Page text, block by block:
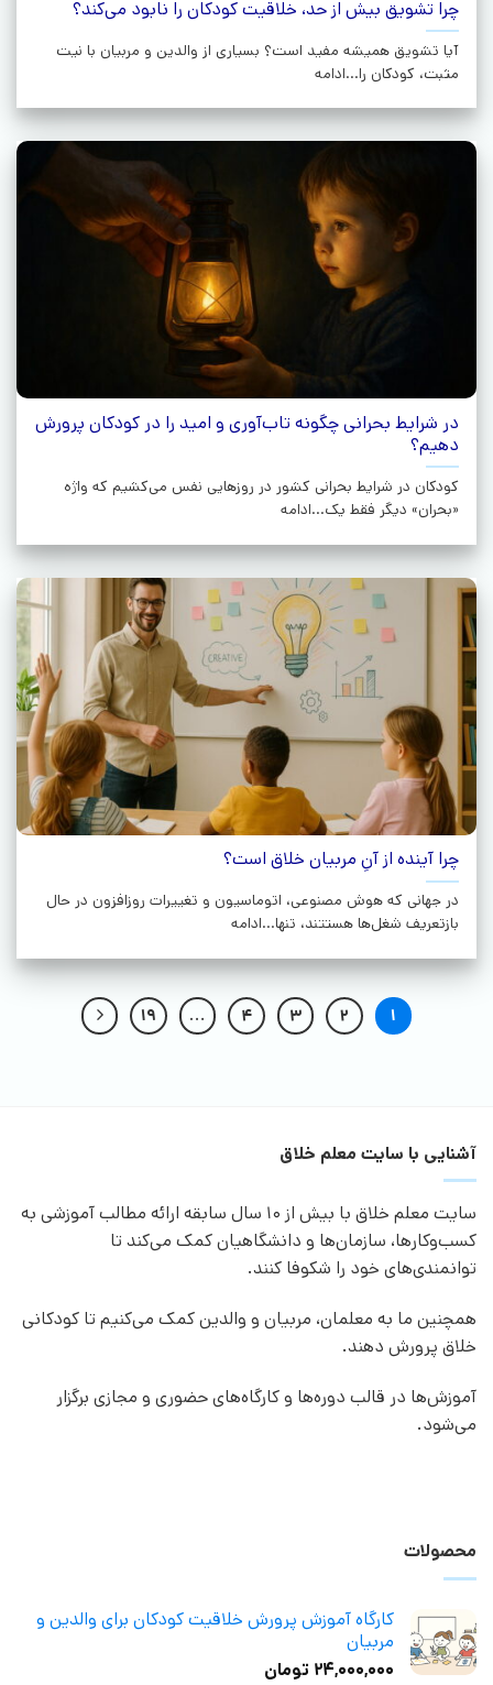
چرا تشویق بیش‌ از حد، خلاقیت کودکان را نابود می‌کند؟
آیا تشویق همیشه مفید است؟ بسیاری از والدین و مربیان با نیت
مثبت، کودکان را...ادامه
در شرایط بحرانی چگونه تاب‌آوری و امید را در کودکان پرورش
دهیم؟
کودکان در شرایط بحرانی کشور در روزهایی نفس می‌کشیم که واژه
«بحران» دیگر فقط یک...ادامه
چرا آینده از آنِ مربیان خلاق است؟
در جهانی که هوش مصنوعی، اتوماسیون و تغییرات روزافزون در حال
بازتعریف شغل‌ها هستتند، تنها...ادامه
1
2
3
4
…
19
آشنایی با سایت معلم خلاق
سایت معلم خلاق با بیش از 10 سال سابقه ارائه مطالب آموزشی به
کسب‌وکارها، سازمان‌ها و دانشگاهیان کمک می‌کند تا
توانمندی‌های خود را شکوفا کنند.
همچنین ما به معلمان، مربیان و والدین کمک می‌کنیم تا کودکانی
خلاق پرورش دهند.
آموزش‌ها در قالب دوره‌ها و کارگاه‌های حضوری و مجازی برگزار
می‌شود.
محصولات
کارگاه آموزش پرورش خلاقیت کودکان برای والدین و
مربیان
۲۴,۰۰۰,۰۰۰ تومان